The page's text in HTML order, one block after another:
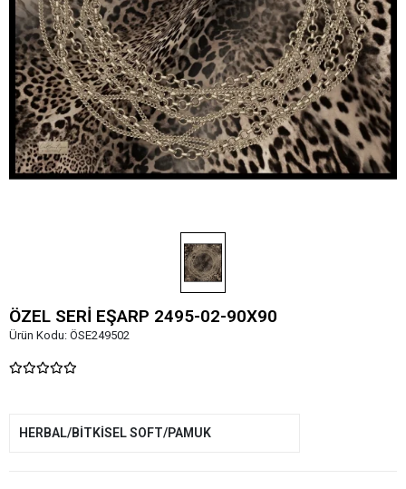
ÖZEL SERİ EŞARP 2495-02-90X90
Ürün Kodu: ÖSE249502
HERBAL/BİTKİSEL SOFT/PAMUK